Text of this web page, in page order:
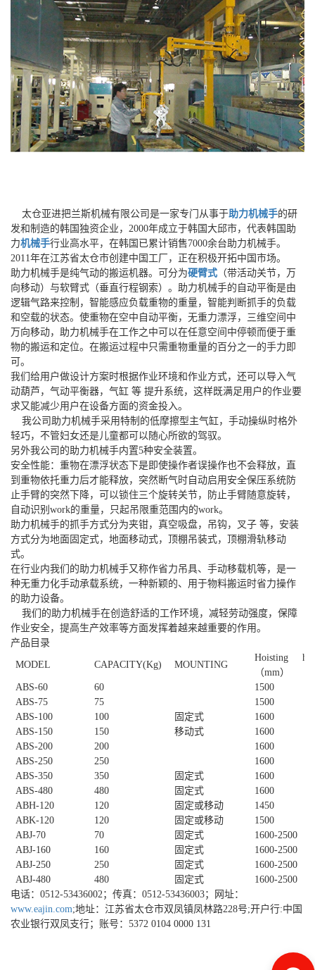
太仓亚进把兰斯机械有限公司是一家专门从事于助力机械手的研
发和制造的韩国独资企业，2000年成立于韩国大邱市，代表韩国助
力机械手行业高水平，在韩国已累计销售7000余台助力机械手。
2011年在江苏省太仓市创建中国工厂，正在积极开拓中国市场。
助力机械手是纯气动的搬运机器。可分为硬臂式 （带活动关节，万
向移动）与软臂式（垂直行程钢索）。助力机械手的自动平衡是由
逻辑气路来控制，智能感应负载重物的重量，智能判断抓手的负载
和空载的状态。使重物在空中自动平衡，无重力漂浮，三维空间中
万向移动，助力机械手在工作之中可以在任意空间中停顿而便于重
物的搬运和定位。在搬运过程中只需重物重量的百分之一的手力即
可。
我们给用户做设计方案时根据作业环境和作业方式，还可以导入气
动葫芦，气动平衡器，气缸 等 提升系统，这样既满足用户的作业要
求又能减少用户在设备方面的资金投入。
我公司助力机械手采用特制的低摩擦型主气缸，手动操纵时格外
轻巧，不管妇女还是儿童都可以随心所欲的驾驭。
另外我公司的助力机械手内置5种安全装置。
安全性能：重物在漂浮状态下是即使操作者误操作也不会释放，直
到重物依托重力后才能释放，突然断气时自动启用安全保压系统防
止手臂的突然下降，可以锁住三个旋转关节，防止手臂随意旋转，
自动识别work的重量，只起吊限重范围内的work。
助力机械手的抓手方式分为夹钳，真空吸盘，吊钩，叉子 等，安装
方式分为地面固定式，地面移动式，顶棚吊装式，顶棚滑轨移动
式。
在行业内我们的助力机械手又称作省力吊具、手动移载机等，是一
种无重力化手动承载系统，一种新颖的、用于物料搬运时省力操作
的助力设备。
我们的助力机械手在创造舒适的工作环境，减轻劳动强度，保障
作业安全，提高生产效率等方面发挥着越来越重要的作用。
产品目录
MODEL CAPACITY(Kg) MOUNTING
Hoisting
（mm）
ABS-60
60
固定式
移动式
1500
ABS-75
75
1500
ABS-100
100
1600
ABS-150
150
1600
ABS-200
200
1600
ABS-250
250
1600
ABS-350
350 固定式
1600
ABS-480
480 固定式
1600
ABH-120
120 固定或移动
1450
ABK-120
120 固定或移动
1500
ABJ-70
70 固定式
1600-2500
ABJ-160
160 固定式
1600-2500
ABJ-250
250 固定式
1600-2500
ABJ-480
480 固定式
1600-2500
电话：0512-53436002；传真：0512-53436003；网址：
www.eajin.com;地址：江苏省太仓市双凤镇凤林路228号;开户行:中国
农业银行双凤支行；账号：5372 0104 0000 131